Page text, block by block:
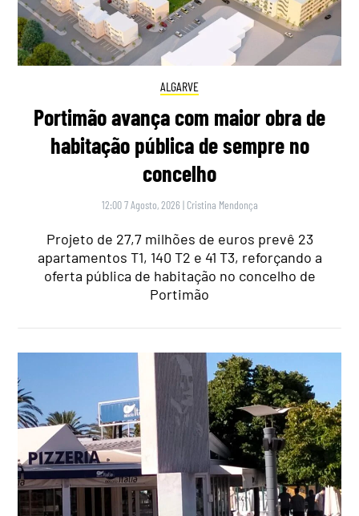
ALGARVE
Portimão avança com maior obra de
habitação pública de sempre no
concelho
12:00 7 Agosto, 2026 | Cristina Mendonça
Projeto de 27,7 milhões de euros prevê 23
apartamentos T1, 140 T2 e 41 T3, reforçando a
oferta pública de habitação no concelho de
Portimão